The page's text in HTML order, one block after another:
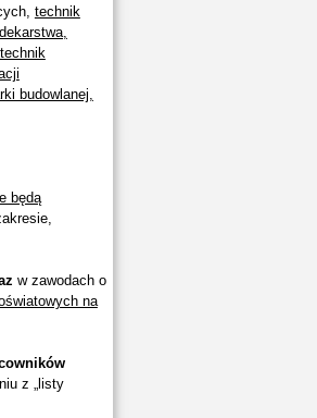
technik
budowlanej,
będą
w zawodach o
na
z „listy